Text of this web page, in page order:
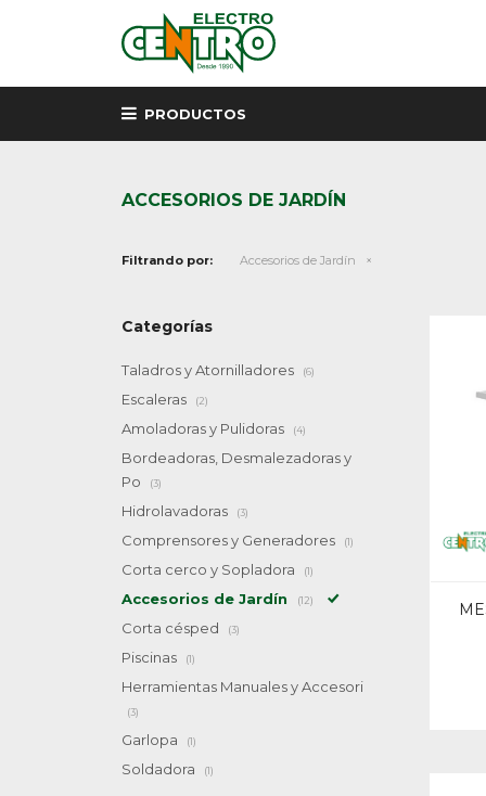
PRODUCTOS
ACCESORIOS DE JARDÍN
Filtrando por: Accesorios de Jardín
Categorías
Taladros y Atornilladores (6)
Escaleras (2)
Amoladoras y Pulidoras (4)
Bordeadoras, Desmalezadoras y
Po
(3)
Hidrolavadoras (3)
Comprensores y Generadores (1)
Corta cerco y Sopladora (1)
Accesorios de Jardín (12)
Corta césped (3)
Piscinas (1)
Herramientas Manuales y Accesori
(3)
Garlopa (1)
Soldadora (1)